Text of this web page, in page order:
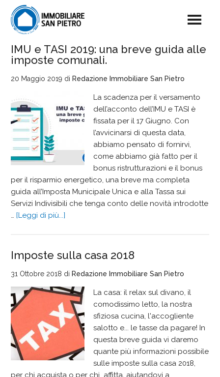
IMU e TASI 2019: una breve guida alle
imposte comunali.
20 Maggio 2019 di Redazione Immobiliare San Pietro
La scadenza per il versamento
dell’acconto dell’IMU e TASI è
fissata per il 17 Giugno. Con
l’avvicinarsi di questa data,
abbiamo pensato di fornirvi,
come abbiamo già fatto per il
bonus ristrutturazioni e il bonus
per il risparmio energetico, una breve ma completa
guida all’Imposta Municipale Unica e alla Tassa sui
Servizi Indivisibili che tenga conto delle novità introdotte
…[Leggi di più...]
Imposte sulla casa 2018
31 Ottobre 2018 di Redazione Immobiliare San Pietro
La casa: il relax sul divano, il
comodissimo letto, la nostra
sfiziosa cucina, l'accogliente
salotto e... le tasse da pagare! In
questa breve guida vi daremo
quante più informazioni possibile
sulle imposte sulla casa 2018,
per chi acquista o per chi affitta, aiutandovi a